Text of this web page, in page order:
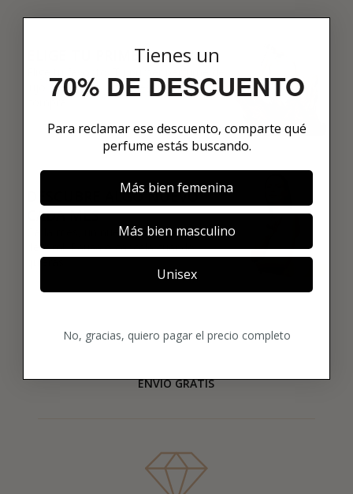
ELIGE TU PRIMER AROMA
lujo se enviará justo después de la
03
DESCUBRE ALGO NUEVO
CADA MES
Cada mes, un nuevo perfume original
de 8 ml. Pausa o cancela cuando
quieras.
ENVÍO GRATIS
Tienes un
70% DE DESCUENTO
Para reclamar ese descuento, comparte qué
perfume estás buscando.
Más bien femenina
Más bien masculino
Unisex
No, gracias, quiero pagar el precio completo